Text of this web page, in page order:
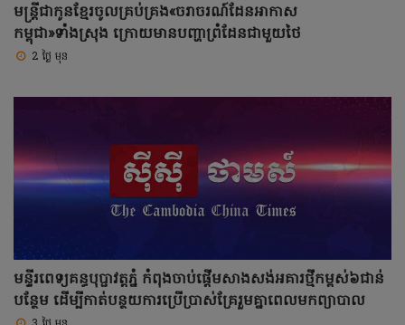
មន្ត្រីជាកូនខ្មែរចូលគ្រប់គ្រង«ចរាចរណ៍ដែនអាកាស
កម្ពុជា»ទាំងស្រុង ក្រោយមានបញ្ហាព្រំដែនជាមួយថៃ
2 ថ្ងៃ មុន
មន្ទីរពេទ្យគន្ធបុប្ផាវត្តភ្នំ កំពុងចាប់ផ្ដើមសាងសង់អគារថ្មីកម្ពស់៦ជាន់
បន្ថែម ដើម្បីកាត់បន្ថយការប្រើប្រាស់គ្រែរួមគ្នាពេលមកព្យាបាល